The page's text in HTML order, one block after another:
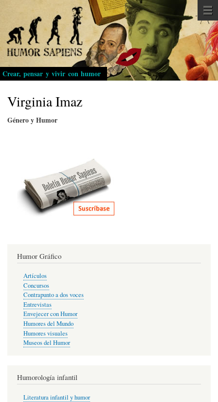
Pasar
al
contenido
principal
Crear, pensar y vivir con humor
Virginia Imaz
Género y Humor
Humor Gráfico
Artículos
Concursos
Contrapunto a dos voces
Entrevistas
Envejecer con Humor
Humores del Mundo
Humores visuales
Museos del Humor
Humorología infantil
Literatura infantil y humor